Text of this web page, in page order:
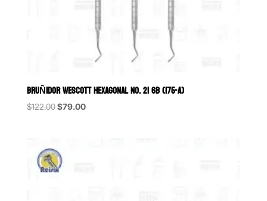
BRUÑIDOR WESCOTT HEXAGONAL NO. 21 6B (175-A)
$122.00Original
$79.00Current